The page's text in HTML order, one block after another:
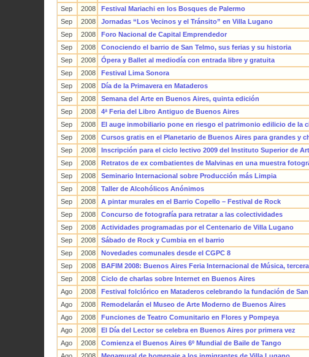
Sep
2008
Festival Mariachi en los Bosques de Palermo
Sep
2008
Jornadas “Los Vecinos y el Tránsito” en Villa Lugano
Sep
2008
Foro Nacional de Capital Emprendedor
Sep
2008
Conociendo el barrio de San Telmo, sus ferias y su historia
Sep
2008
Ópera y Ballet al mediodía con entrada libre y gratuita
Sep
2008
Festival Lima Sonora
Sep
2008
Día de la Primavera en Mataderos
Sep
2008
Semana del Arte en Buenos Aires, quinta edición
Sep
2008
4ª Feria del Libro Antiguo de Buenos Aires
Sep
2008
El auge inmobiliario pone en riesgo el patrimonio edilicio de la
Sep
2008
Cursos gratis en el Planetario de Buenos Aires para grandes y
Sep
2008
Inscripción para el ciclo lectivo 2009 del Instituto Superior de
Sep
2008
Retratos de ex combatientes de Malvinas en una muestra
Sep
2008
Seminario Internacional sobre Producción más Limpia
Sep
2008
Taller de Alcohólicos Anónimos
Sep
2008
A pintar murales en el Barrio Copello – Festival de Rock
Sep
2008
Concurso de fotografía para retratar a las colectividades
Sep
2008
Actividades programadas por el Centenario de Villa Lugano
Sep
2008
Sábado de Rock y Cumbia en el barrio
Sep
2008
Novedades comunales desde el CGPC 8
Sep
2008
BAFIM 2008: Buenos Aires Feria Internacional de Música,
Sep
2008
Ciclo de charlas sobre Internet en Buenos Aires
Ago
2008
Festival folclórico en Mataderos celebrando la fundación de
Ago
2008
Remodelarán el Museo de Arte Moderno de Buenos Aires
Ago
2008
Funciones de Teatro Comunitario en Flores y Pompeya
Ago
2008
El Día del Lector se celebra en Buenos Aires por primera vez
Ago
2008
Comienza el Buenos Aires 6º Mundial de Baile de Tango